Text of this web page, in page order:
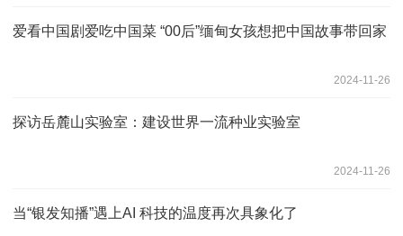
爱看中国剧爱吃中国菜 “00后”缅甸女孩想把中国故事带回家
2024-11-26
探访岳麓山实验室：建设世界一流种业实验室
2024-11-26
当“银发知播”遇上AI 科技的温度再次具象化了